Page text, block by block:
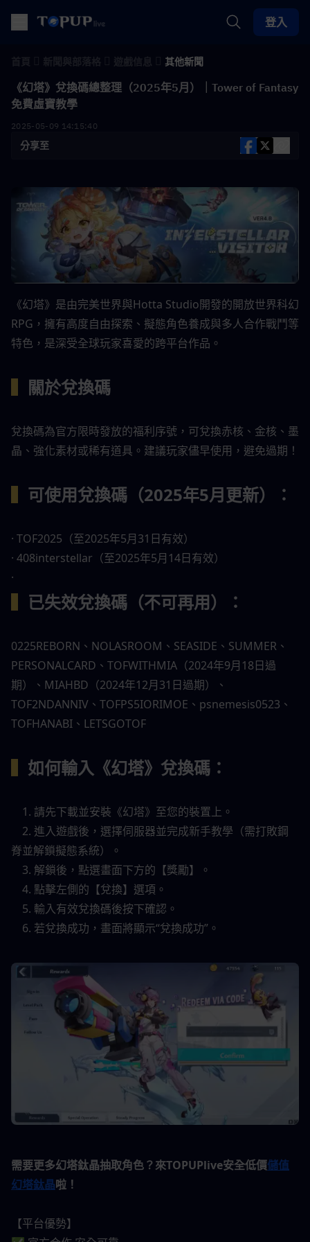
登入
其他新聞
《幻塔》兌換碼總整理（2025年5月）｜Tower of Fantasy
免費虛寶教學
2025-05-09 14:15:40
分享至
《幻塔》是由完美世界與Hotta Studio開發的開放世界科幻
RPG，擁有高度自由探索、擬態角色養成與多人合作戰鬥等
特色，是深受全球玩家喜愛的跨平台作品。
關於兌換碼
兌換碼為官方限時發放的福利序號，可兌換赤核、金核、墨
晶、強化素材或稀有道具。建議玩家儘早使用，避免過期！
可使用兌換碼（2025年5月更新）：
· TOF2025（至2025年5月31日有效）
· 408interstellar（至2025年5月14日有效）
·
已失效兌換碼（不可再用）：
0225REBORN、NOLASROOM、SEASIDE、SUMMER、
PERSONALCARD、TOFWITHMIA（2024年9月18日過
期）、MIAHBD（2024年12月31日過期）、
TOF2NDANNIV、TOFPS5IORIMOE、psnemesis0523、
TOFHANABI、LETSGOTOF
如何輸入《幻塔》兌換碼：
	1. 請先下載並安裝《幻塔》至您的裝置上。
脊並解鎖擬態系統）。
	3. 解鎖後，點選畫面下方的【獎勵】。
	4. 點擊左側的【兌換】選項。
	5. 輸入有效兌換碼後按下確認。
	6. 若兌換成功，畫面將顯示“兌換成功”。
需要更多幻塔鈦晶抽取角色？來TOPUPlive安全低價儲值
幻塔鈦晶啦！
【平台優勢】